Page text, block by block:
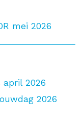
mei 2026
2026
2026